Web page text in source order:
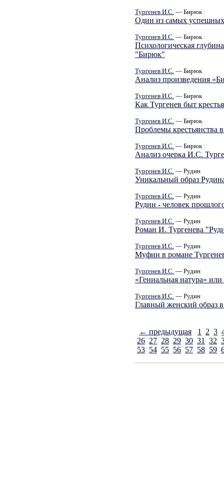
Тургенев И.С. — Бирюк
Один из самых успешных
Тургенев И.С. — Бирюк
Психологическая
"Бирюк"
Тургенев И.С. — Бирюк
Анализ произведения
Тургенев И.С. — Бирюк
Как Тургенев быт
Тургенев И.С. — Бирюк
Проблемы крестьянства
Тургенев И.С. — Бирюк
Анализ очерка И.С.
Тургенев И.С. — Рудин
Уникальный образ
Тургенев И.С. — Рудин
Рудин - человек
Тургенев И.С. — Рудин
Роман И. Тургенева
Тургенев И.С. — Рудин
Муфин в романе
Тургенев И.С. — Рудин
«Гениальная натура»
Тургенев И.С. — Рудин
Главный женский образ
← предыдущая 1 2 3
26 27 28 29 30 31 32
53 54 55 56 57 58 59